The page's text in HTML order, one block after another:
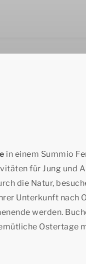
in einem Summio
für Jung und
die Natur,
Unterkunft nach
werden.
Ostertage